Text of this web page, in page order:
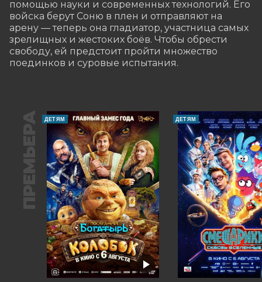
помощью науки и современных технологий. Его
войска берут Соню в плен и отправляют на
арену — теперь она гладиатор, участница самых
зрелищных и жестоких боёв. Чтобы обрести
свободу, ей предстоит пройти множество
поединков и суровые испытания.
ПРЕМЬЕРА ДЕТЯМ ДЕТЯМ